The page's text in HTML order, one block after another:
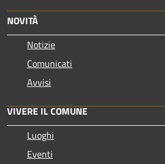
NOVITÀ
Notizie
Comunicati
Avvisi
VIVERE IL COMUNE
Luoghi
Eventi